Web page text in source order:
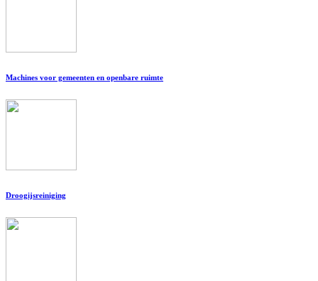
Machines voor gemeenten en openbare ruimte
Droogijsreiniging